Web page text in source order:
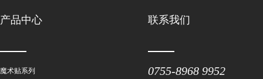
产品中心
魔术贴系列
联系我们
0755-8968 9952